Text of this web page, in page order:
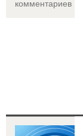
комментариев
<